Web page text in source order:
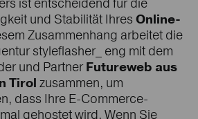
ist entscheidend für die
und Stabilität Ihres Online-
Zusammenhang arbeitet die
styleflasher_ eng mit dem
und PartnerFutureweb aus
Tirol zusammen, um
dass Ihre E-Commerce-
gehostet wird. Wenn Sie